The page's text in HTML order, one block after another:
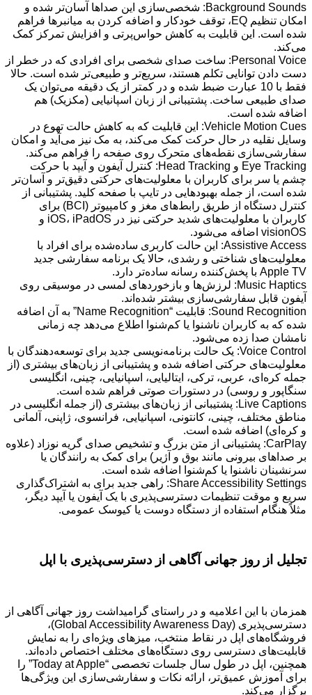
Background Sounds: شخصی‌سازی این صداها آسان‌تر شده و
امکان تنظیم EQ، توقف خودکار و اضافه کردن به میانبرها فراهم
شده است. این قابلیت به کاهش حواس‌پرتی و افزایش تمرکز کمک
می‌کند.
Personal Voice: ساخت صدای شخصی برای افرادی که در خطر از
دست دادن توانایی تکلم هستند، سریع‌تر و طبیعی‌تر شده است. حالا
فقط با 10 عبارت ضبط شده و در کمتر از یک دقیقه می‌توان یک
صدای طبیعی ساخت. پشتیبانی از زبان اسپانیایی (مکزیک) هم
اضافه شده است.
Vehicle Motion Cues: این قابلیت که به کاهش حالت تهوع در
وسایل نقلیه در حال حرکت کمک می‌کند، به مک نیز می‌آید و امکان
سفارشی‌سازی نقطه‌های متحرک روی صفحه را فراهم می‌کند.
Eye Tracking و Head Tracking: کنترل آیفون و آیپد با حرکت
چشم یا سر برای کاربران با معلولیت‌های حرکتی دقیق‌تر و آسان‌تر
شده است، از جمله بهبودهایی در تایپ با صفحه کلید. پشتیبانی از
کنترل دستگاه از طریق رابط‌های مغز و کامپیوتر (BCI) برای
کاربران با معلولیت‌های شدید حرکتی نیز در iOS، iPadOS و
visionOS اضافه می‌شود.
Assistive Access: این حالت کاربری ساده‌شده برای افراد با
معلولیت‌های شناختی و رشدی، حالا یک برنامه سفارشی جدید
Apple TV با پخش‌کننده رسانه ساده‌تر دارد.
Music Haptics: لرزش‌ها و بازخوردهای لمسی در موسیقی روی
آیفون قابل سفارشی‌سازی بیشتر شده‌اند.
Sound Recognition: قابلیت “Name Recognition” به آن اضافه
شده که به کاربران ناشنوا یا کم‌شنوا اطلاع می‌دهد چه زمانی
نامشان صدا زده می‌شود.
Voice Control: یک حالت برنامه‌نویسی جدید برای توسعه‌دهندگان با
معلولیت‌های حرکتی اضافه شده و پشتیبانی از زبان‌های بیشتری (از
جمله کره‌ای، عربی، ترکی، ایتالیایی، اسپانیایی، چینی، انگلیسی
سنگاپور و روسی) در دستورات صوتی فراهم شده است.
Live Captions: پشتیبانی از زبان‌های بیشتری (از جمله انگلیسی در
مناطق مختلف، چینی، کانتونی، اسپانیایی، فرانسوی، ژاپنی، آلمانی
و کره‌ای) اضافه شده است.
CarPlay: پشتیبانی از متن بزرگ و تشخیص صدای گریه نوزاد (علاوه
بر صداهای بیرونی مانند بوق و آژیر) برای کمک به رانندگان یا
سرنشینان ناشنوا یا کم‌شنوا اضافه شده است.
Share Accessibility Settings: راهی جدید برای به اشتراک‌گذاری
سریع و موقت تنظیمات دسترسی‌پذیری با یک آیفون یا آیپد دیگر،
مثلاً هنگام استفاده از دستگاه دوست یا کیوسک عمومی.
تجلیل از روز جهانی آگاهی از دسترسی‌پذیری با اپل
همزمان با این اعلامیه و در راستای گرامیداشت روز جهانی آگاهی از
دسترسی‌پذیری (Global Accessibility Awareness Day)،
فروشگاه‌های اپل در نقاط منتخب، میزهای ویژه‌ای را به نمایش
قابلیت‌های دسترسی روی دستگاه‌های مختلف اختصاص داده‌اند.
همچنین، اپل در طول سال جلسات تخصصی “Today at Apple” را
برای آموزش عمیق‌تر، ارائه نکات و سفارشی‌سازی این ویژگی‌ها
برگزار می‌کند.